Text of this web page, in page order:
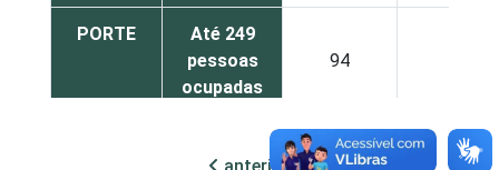
PORTE
Até 249
pessoas
ocupadas
94